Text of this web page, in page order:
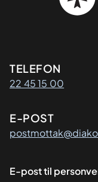
TELEFON
22 45 15 00
E-POST
E-post til